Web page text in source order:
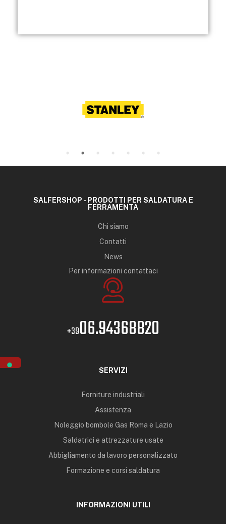
SALFERSHOP - PRODOTTI PER SALDATURA E
FERRAMENTA
Chi siamo
Contatti
News
Per informazioni contattaci
+3906.94368820
SERVIZI
Forniture industriali
Assistenza
Noleggio bombole Gas Roma e Lazio
Saldatrici e attrezzature usate
Abbigliamento da lavoro personalizzato
Formazione e corsi saldatura
INFORMAZIONI UTILI